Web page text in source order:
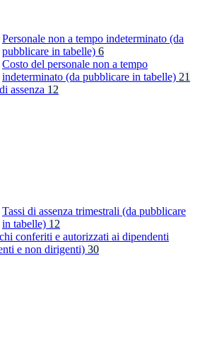
Personale non a tempo indeterminato (da
pubblicare in tabelle) 6
Costo del personale non a tempo
indeterminato (da pubblicare in tabelle) 21
assenza 12
Tassi di assenza trimestrali (da pubblicare
in tabelle) 12
conferiti e autorizzati ai dipendenti
e non dirigenti) 30